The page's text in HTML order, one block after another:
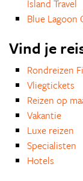
Island Travel
Blue Lagoon
Vind je
Rondreizen
Vliegtickets
Reizen op
Vakantie
Luxe reizen
Specialisten
Hotels